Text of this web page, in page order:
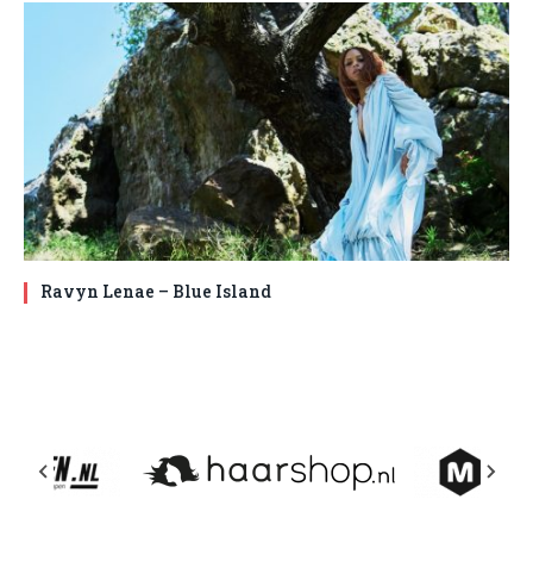
Ravyn Lenae – Blue Island